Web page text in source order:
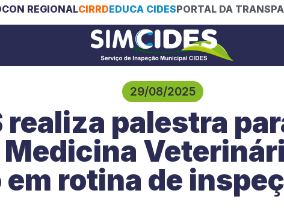
REGIONALCIRRDEDUCA CIDESPORTAL DA
29/08/2025
realiza palestra
rotina de